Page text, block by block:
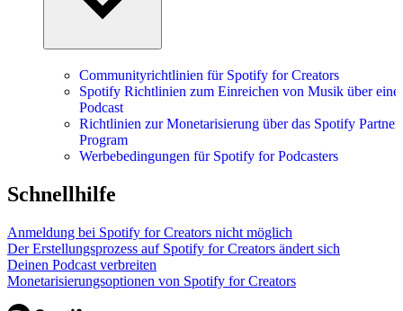
Communityrichtlinien für Spotify for Creators
Spotify Richtlinien zum Einreichen von Musik über
Podcast
Richtlinien zur Monetarisierung über das Spotify Partner
Program
Werbebedingungen für Spotify for Podcasters
Schnellhilfe
Anmeldung bei Spotify for Creators nicht möglich
Der Erstellungsprozess auf Spotify for Creators ändert sich
Deinen Podcast verbreiten
Monetarisierungsoptionen von Spotify for Creators